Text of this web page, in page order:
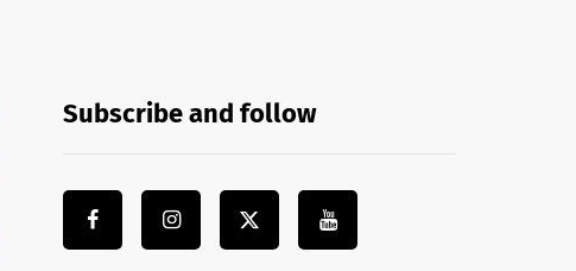
Subscribe and follow